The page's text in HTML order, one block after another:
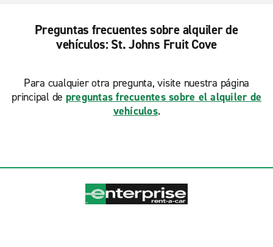
Preguntas frecuentes sobre alquiler de
vehículos: St. Johns Fruit Cove
Para cualquier otra pregunta, visite nuestra página
principal de preguntas frecuentes sobre el alquiler de
vehículos.